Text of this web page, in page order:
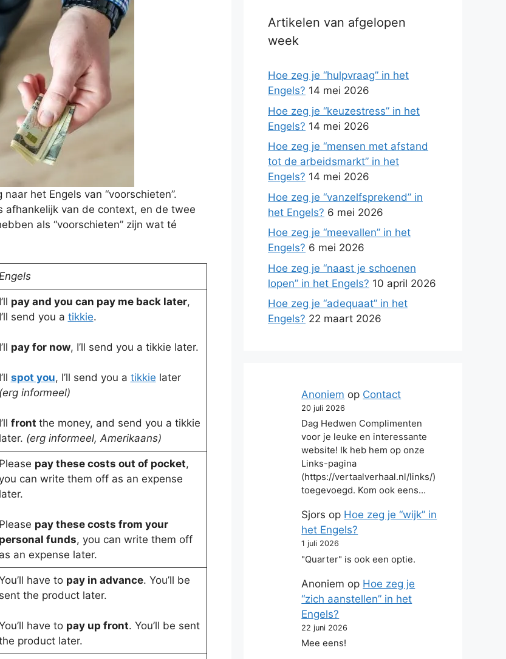
het Engels van “voorschieten”.
afhankelijk van de context, en de twee
als “voorschieten” zijn wat té
Engels
I’ll pay and you can pay me back later,
I’ll send you a tikkie.
I’ll pay for now, I’ll send you a tikkie later.
I’ll spot you, I’ll send you a tikkie later
(erg informeel)
I’ll front the money, and send you a tikkie
later. (erg informeel, Amerikaans)
Please pay these costs out of pocket,
can write them off as an expense
later.
Please pay these costs from your
personal funds, you can write them off
as an expense later.
have to pay in advance. You’ll be
sent the product later.
have to pay up front. You’ll be sent
product later.
Artikelen van afgelopen
week
Hoe zeg je “hulpvraag” in het
Engels? 14 mei 2026
Hoe zeg je “keuzestress” in het
Engels? 14 mei 2026
Hoe zeg je “mensen met afstand
tot de arbeidsmarkt” in het
Engels? 14 mei 2026
Hoe zeg je “vanzelfsprekend” in
het Engels? 6 mei 2026
Hoe zeg je “meevallen” in het
Engels? 6 mei 2026
Hoe zeg je “naast je schoenen
lopen” in het Engels? 10 april 2026
Hoe zeg je “adequaat” in het
Engels? 22 maart 2026
Anoniem op Contact
20 juli 2026
Dag Hedwen Complimenten
voor je leuke en interessante
website! Ik heb hem op onze
Links-pagina
(https://vertaalverhaal.nl/links/)
toegevoegd. Kom ook eens…
Sjors op Hoe zeg je “wijk” in
het Engels?
1 juli 2026
"Quarter" is ook een optie.
Anoniem op Hoe zeg je
“zich aanstellen” in het
Engels?
22 juni 2026
Mee eens!